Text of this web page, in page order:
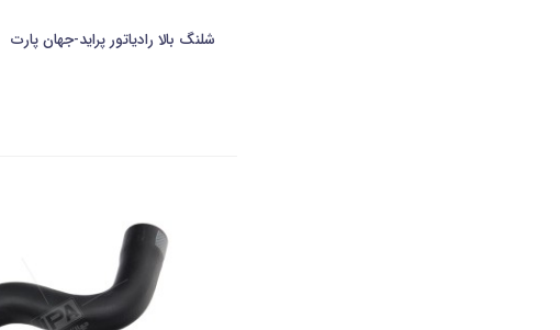
شلنگ بالا رادیاتور پراید-جهان پارت